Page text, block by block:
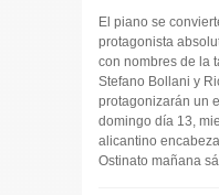
El piano se
protagonista
con nombres de la
Stefano Bollani y
protagonizarán un
domingo día 13,
alicantino
Ostinato mañana